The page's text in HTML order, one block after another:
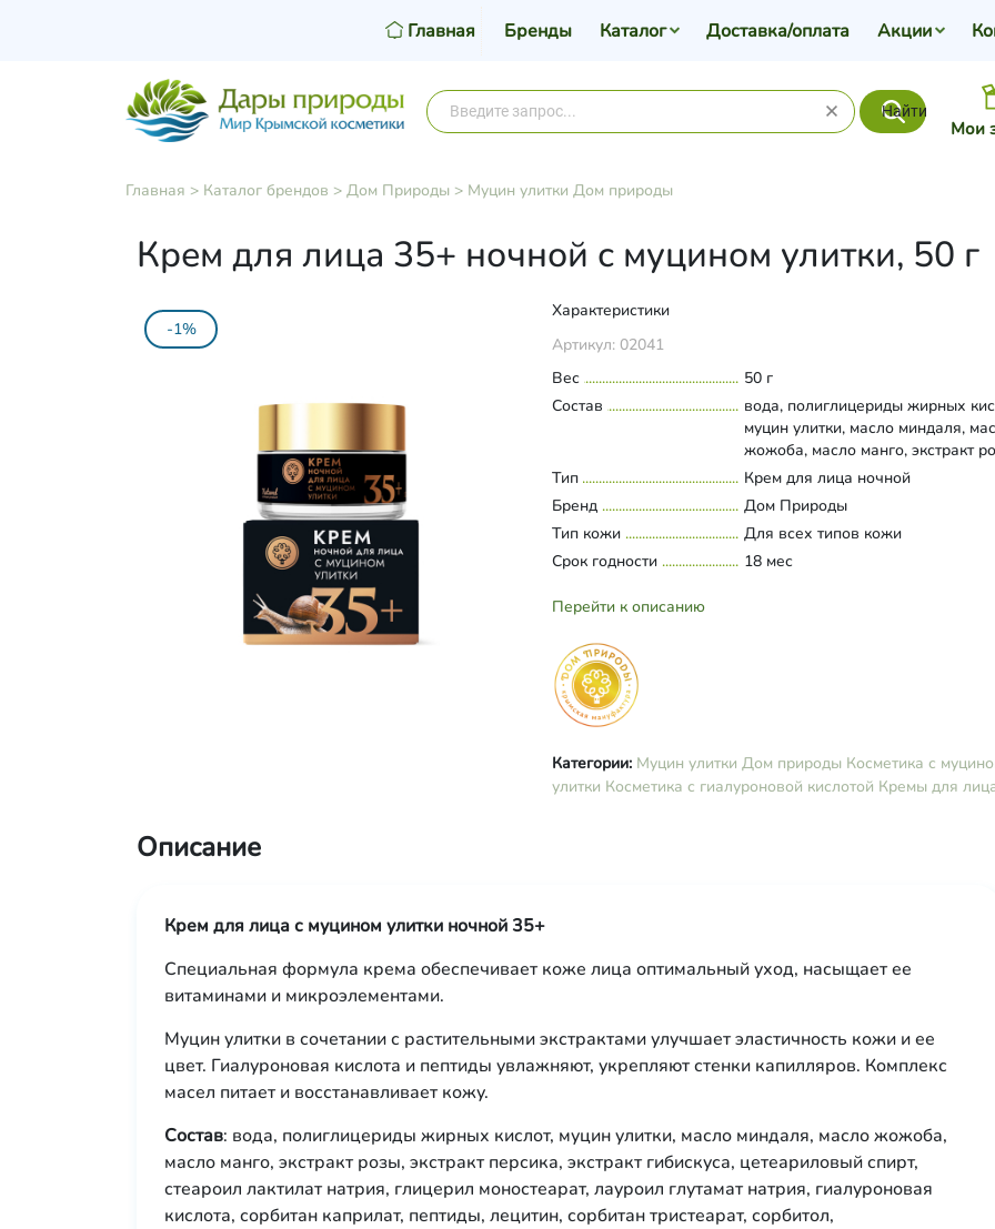
Найти
Мои
Главная Бренды Каталог Доставка/оплата Акции
Главная > Каталог брендов > Дом Природы> Муцин улитки Дом природы
Крем для лица 35+ ночной с муцином улитки, 50 г
-1%
Характеристики
Артикул: 02041
Вес
50 г
Состав
вода, полиглицериды жирных
муцин улитки, масло миндаля,
жожоба, масло манго, экстракт
экстракт персика, экстракт
цетеариловый спирт, стеароил
натрия, глицерил моностеарат,
глутамат натрия, гиалуроновая
сорбитан каприлат, пептиды,
Развернуть состав
Тип
Крем для лица ночной
Бренд
Дом Природы
Тип кожи
Для всех типов кожи
Срок годности
18 мес
Перейти к описанию
Категории: Муцин улитки Дом природы Косметика с
улитки Косметика с гиалуроновой кислотой Кремы для
Описание
Крем для лица с муцином улитки ночной 35+
Специальная формула крема обеспечивает коже лица оптимальный уход, насыщает ее
витаминами и микроэлементами.
Муцин улитки в сочетании с растительными экстрактами улучшает эластичность кожи и ее
цвет. Гиалуроновая кислота и пептиды увлажняют, укрепляют стенки капилляров. Комплекс
масел питает и восстанавливает кожу.
Состав: вода, полиглицериды жирных кислот, муцин улитки, масло миндаля, масло жожоба,
масло манго, экстракт розы, экстракт персика, экстракт гибискуса, цетеариловый спирт,
стеароил лактилат натрия, глицерил моностеарат, лауроил глутамат натрия, гиалуроновая
кислота, сорбитан каприлат, пептиды, лецитин, сорбитан тристеарат, сорбитол,